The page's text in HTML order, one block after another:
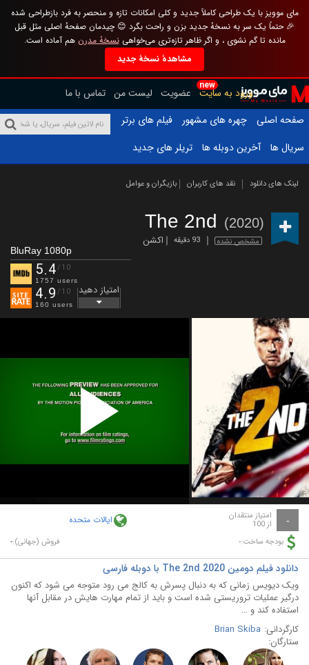
مای موویز با یک طراحی کاملاً جدید و کلی امکانات تازه و منحصر به فرد بازطراحی شده
🎉 حتماً یک سر به نسخهٔ جدید بزن و راحت بگرد 😊 چیدمان صفحهٔ اصلی مثل قبل
مانده تا گم نشوی ، و اگر ظاهر تازه‌تری می‌خواهینسخهٔ مدرن هم آماده است.
مشاهدهٔ نسخهٔ جدید
new
ورود به سایت عضویت لیست من تماس با ما
صفحه اصلی
چهره های مشهور
فیلم های برتر
سریال ها
آخرین دوبله ها تریلر های جدید
لینک های دانلود نقد های کاربران بازیگران و عوامل
The 2nd (2020)
مشخص نشده 93 دقیقه اکشن
BluRay 1080p
5.4/10
1757 users
4.9 /10
160 users
امتیاز دهید
Play
Video
- امتیاز منتقدان
از 100 ایالات متحده
بودجه ساخت:- فروش (جهانی):-
دانلود فیلم دومین The 2nd 2020 با دوبله فارسی
ویک دیویس زمانی که به دنبال پسرش به کالج می رود متوجه می شود که اکنون
درگیر عملیات تروریستی شده است و باید از تمام مهارت هایش در مقابل آنها
استفاده کند و …
کارگردانی: Brian Skiba
ستارگان: